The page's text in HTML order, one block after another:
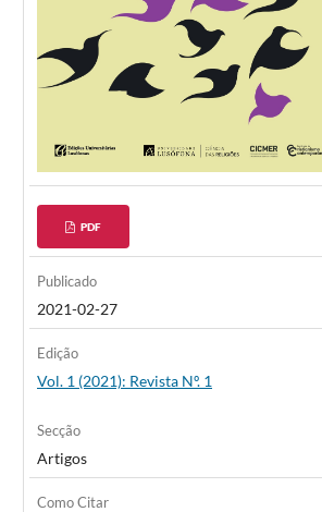
PDF
Publicado
2021-02-27
Edição
Vol. 1 (2021): Revista Nº. 1
Secção
Artigos
Como Citar